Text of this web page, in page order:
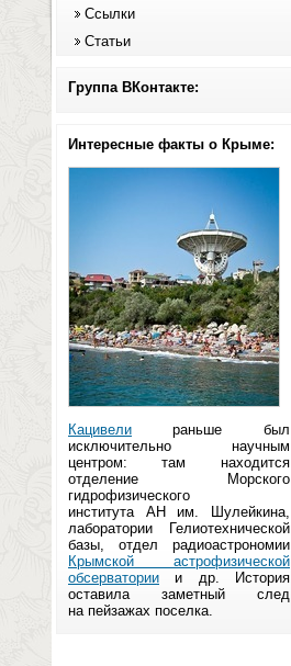
Ссылки
Статьи
Группа ВКонтакте:
Интересные факты о Крыме:
Кацивели раньше был
исключительно научным
центром: там находится
отделение Морского
гидрофизического
института АН им. Шулейкина,
лаборатории Гелиотехнической
базы, отдел радиоастрономии
Крымской астрофизической
обсерватории и др. История
оставила заметный след
на пейзажах поселка.